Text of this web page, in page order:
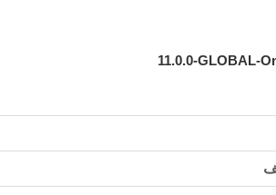
11.0.0-GLOBAL-